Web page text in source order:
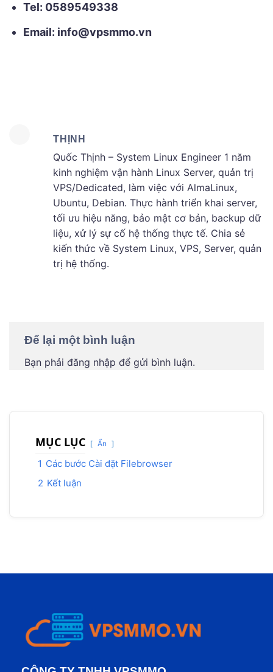
MỤC LỤC Ẩn
1 Các bước Cài đặt Filebrowser
2 Kết luận
Tel: 0589549338
Email: info@vpsmmo.vn
THỊNH
Quốc Thịnh – System Linux Engineer 1 năm
kinh nghiệm vận hành Linux Server, quản trị
VPS/Dedicated, làm việc với AlmaLinux,
Ubuntu, Debian. Thực hành triển khai server,
tối ưu hiệu năng, bảo mật cơ bản, backup dữ
liệu, xử lý sự cố hệ thống thực tế. Chia sẻ
kiến thức về System Linux, VPS, Server, quản
trị hệ thống.
Để lại một bình luận
Bạn phải đăng nhập để gửi bình luận.